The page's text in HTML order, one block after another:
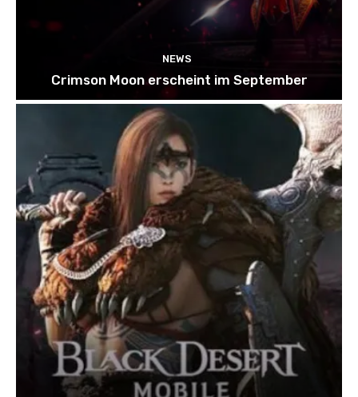
NEWS
Crimson Moon erscheint im September